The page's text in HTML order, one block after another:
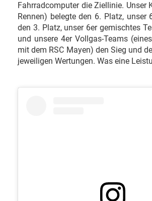
Fahrradcomputer die Ziellinie. Unser
Rennen) belegte den 6. Platz, unser
den 3. Platz, unser 6er gemischtes
und unsere 4er Vollgas-Teams
mit dem RSC Mayen) den Sieg und
jeweiligen Wertungen. Was eine